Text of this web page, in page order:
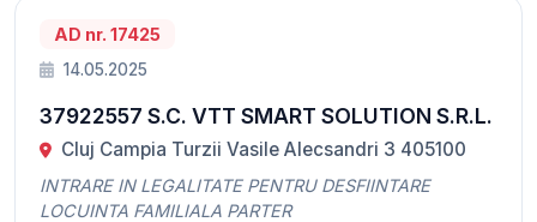
AD nr. 17425
14.05.2025
37922557 S.C. VTT SMART SOLUTION S.R.L.
Cluj Campia Turzii Vasile Alecsandri 3 405100
INTRARE IN LEGALITATE PENTRU DESFIINTARE
LOCUINTA FAMILIALA PARTER